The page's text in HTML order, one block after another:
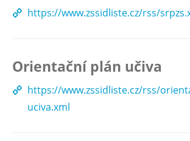
https://www.zssidliste.cz/rss/
Orientační plán učiva
https://www.zssidliste.cz/rss/
uciva.xml